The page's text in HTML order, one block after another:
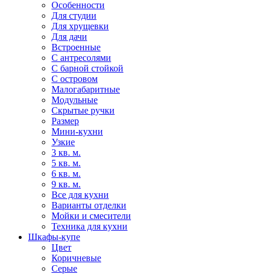
Особенности
Для студии
Для хрущевки
Для дачи
Встроенные
С антресолями
С барной стойкой
С островом
Малогабаритные
Модульные
Скрытые ручки
Размер
Мини-кухни
Узкие
3 кв. м.
5 кв. м.
6 кв. м.
9 кв. м.
Все для кухни
Варианты отделки
Мойки и смесители
Техника для кухни
Шкафы-купе
Цвет
Коричневые
Серые